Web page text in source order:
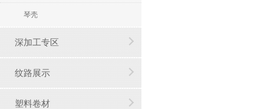
琴壳
深加工专区
纹路展示
塑料卷材